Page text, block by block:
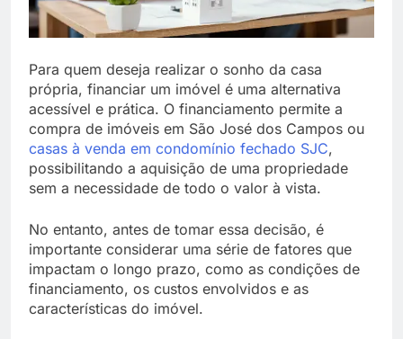
Para quem deseja realizar o sonho da casa
própria, financiar um imóvel é uma alternativa
acessível e prática. O financiamento permite a
compra de imóveis em São José dos Campos ou
casas à venda em condomínio fechado SJC,
possibilitando a aquisição de uma propriedade
sem a necessidade de todo o valor à vista.
No entanto, antes de tomar essa decisão, é
importante considerar uma série de fatores que
impactam o longo prazo, como as condições de
financiamento, os custos envolvidos e as
características do imóvel.